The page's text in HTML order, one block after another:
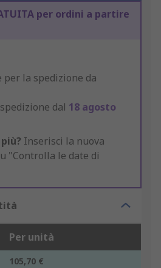
per ordini a partire
la spedizione da
dal 18 agosto
Inserisci la nuova
"Controlla le date di
Per unità
105,70 €